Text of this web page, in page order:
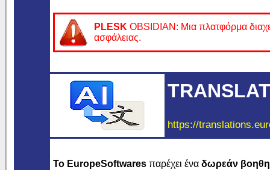
PLESK OBSIDIAN: Μια πλατφόρμα
ασφάλειας.
https://
Το EuropeSoftwares παρέχει ένα δωρεάν